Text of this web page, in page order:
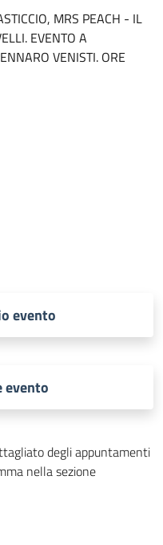
MRS PEACH - IL
EVENTO A
VENISTI. ORE
evento
evento
degli appuntamenti
nella sezione